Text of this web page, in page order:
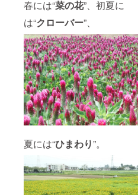
春には“菜の花”、初夏に
は“クローバー”、
夏には“ひまわり”。